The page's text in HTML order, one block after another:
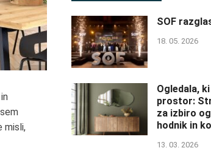
misli,
SOF
18. 05. 2026
Ogledala,
prostor:
za izbiro
hodnik in
13. 03. 2026